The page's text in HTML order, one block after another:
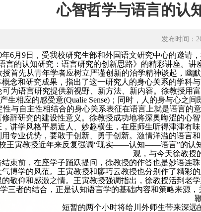
心智哲学与语言的认
发布时间：
年6月9日，受我校研究生部和外国语文研究中心的邀请
言的认知研究：语言研究的创新思路》的精彩讲座。讲
授首先从青年学者应树立严谨创新的治学精神谈起，幽
概念和研究成果，指出了这一研究人的身心关系的学科
可为语言研究提供新视野、新方法、新内容。徐教授用
生相应的感受意(Qualie Sense)；同时，人的身与心之
性与自主性相结合的身心关系表征在语言上就是语言的
修辞研究的建设性意义。徐教授成功地将深奥晦涩的心
，讲学风格平易近人、妙趣横生，在座师生听得津津有
用专业优势，要敢于创新、勇于创新。激情洋溢的语言
王寅教授近年来反复强调“现实——认知——语言”的认
观，与今天徐教授
结束前，在座学子踊跃提问，徐教授的作答也是妙语连
气博学的风范。王寅教授和廖巧云教授也分别作了精彩
的敬仰和感激之情。王寅教授强调指出，徐教授活到老
三者的结合，正是认知语言学的基础内容和策略来源
短暂的两个小时将给川外师生带来深远